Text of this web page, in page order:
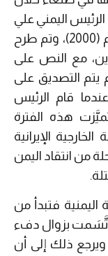
(1996)، كما قام الرئيس اليمني علي
عبد الله صالح بزيارة إلى طهران في عام (2000)، وتم طرح
مع النص على
يتم التصديق على
إلا في عام (2003)، عندما قام الرئيس
هذه الفترة
الإيرانية
من انتقاد اليمن
اليمنية فتبدأ من
إلى عام (2013)، التي اتَّسَمت بزوال دفء
ويرجع ذلك إلى أن